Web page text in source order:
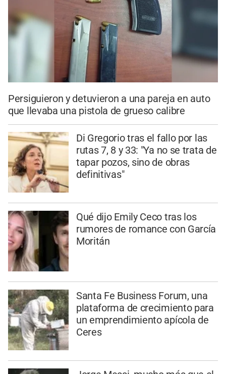
Persiguieron y detuvieron a una pareja en auto
que llevaba una pistola de grueso calibre
Di Gregorio tras el fallo por las
rutas 7, 8 y 33: "Ya no se trata de
tapar pozos, sino de obras
definitivas"
Qué dijo Emily Ceco tras los
rumores de romance con García
Moritán
Santa Fe Business Forum, una
plataforma de crecimiento para
un emprendimiento apícola de
Ceres